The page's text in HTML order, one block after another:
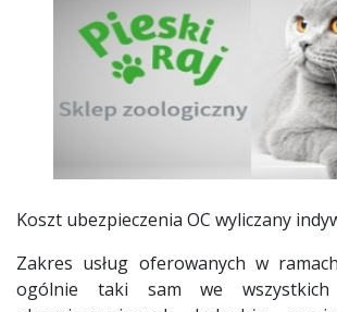
Koszt ubezpieczenia OC wyliczany
Zakres usług oferowanych w
ogólnie taki sam we wszystkich